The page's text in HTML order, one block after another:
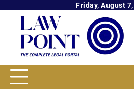
content
Friday, August